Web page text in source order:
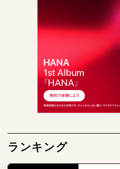
ランキング